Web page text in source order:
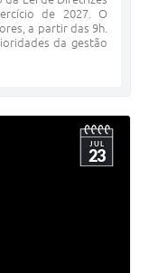
de 2027. O
a partir das 9h.
da gestão
JUL
23